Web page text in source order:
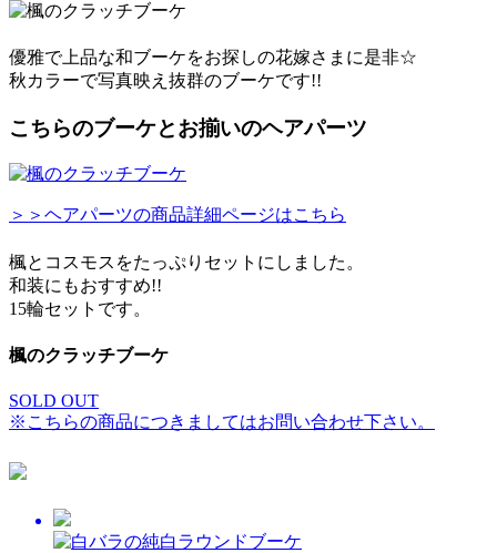
優雅で上品な和ブーケをお探しの花嫁さまに是非☆
秋カラーで写真映え抜群のブーケです!!
こちらのブーケとお揃いのヘアパーツ
＞＞ヘアパーツの商品詳細ページはこちら
楓とコスモスをたっぷりセットにしました。
和装にもおすすめ!!
15輪セットです。
楓のクラッチブーケ
SOLD OUT
※こちらの商品につきましてはお問い合わせ下さい。